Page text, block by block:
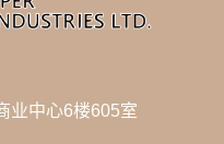
业中心6楼605室